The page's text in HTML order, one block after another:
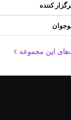
کننده
این مجموعه